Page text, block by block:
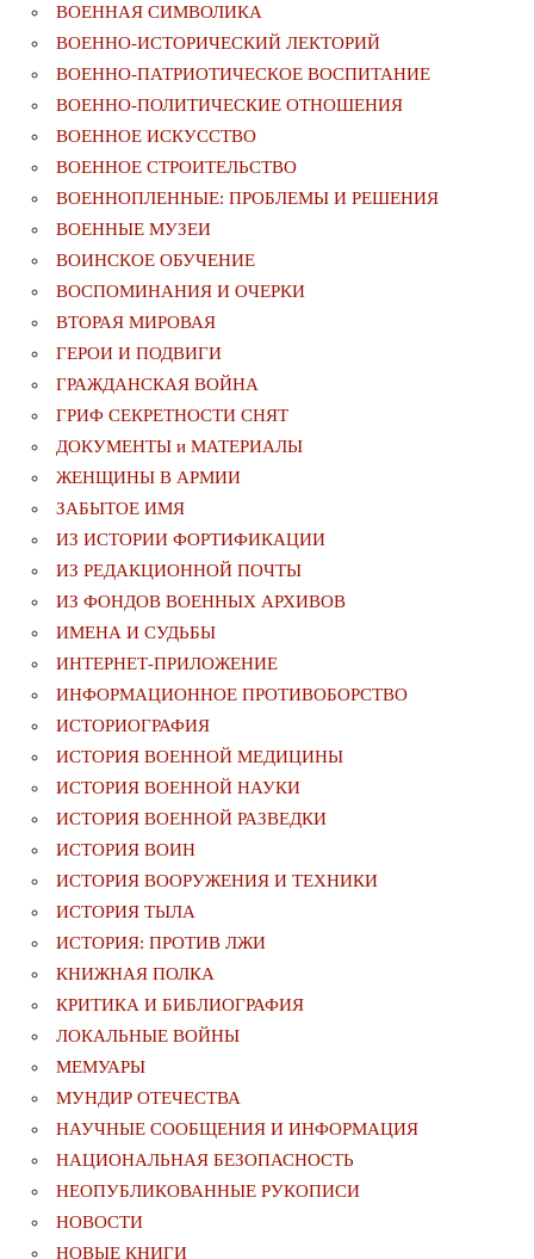
ВОЕННАЯ СИМВОЛИКА
ВОЕННО-ИСТОРИЧЕСКИЙ ЛЕКТОРИЙ
ВОЕННО-ПАТРИОТИЧЕСКОЕ ВОСПИТАНИЕ
ВОЕННО-ПОЛИТИЧЕСКИE ОТНОШЕНИЯ
ВОЕННОЕ ИСКУССТВО
ВОЕННОЕ СТРОИТЕЛЬСТВО
ВОЕННОПЛЕННЫЕ: ПРОБЛЕМЫ И РЕШЕНИЯ
ВОЕННЫЕ МУЗЕИ
ВОИНСКОЕ ОБУЧЕНИЕ
ВОСПОМИНАНИЯ И ОЧЕРКИ
ВТОРАЯ МИРОВАЯ
ГЕРОИ И ПОДВИГИ
ГРАЖДАНСКАЯ ВОЙНА
ГРИФ СЕКРЕТНОСТИ СНЯТ
ДОКУМЕНТЫ и МАТЕРИАЛЫ
ЖЕНЩИНЫ В АРМИИ
ЗАБЫТОЕ ИМЯ
ИЗ ИСТОРИИ ФОРТИФИКАЦИИ
ИЗ РЕДАКЦИОННОЙ ПОЧТЫ
ИЗ ФОНДОВ ВОЕННЫХ АРХИВОВ
ИМЕНА И СУДЬБЫ
ИНТЕРНЕТ-ПРИЛОЖЕНИЕ
ИНФОРМАЦИОННОЕ ПРОТИВОБОРСТВО
ИСТОРИОГРАФИЯ
ИСТОРИЯ ВОЕННОЙ МЕДИЦИНЫ
ИСТОРИЯ ВОЕННОЙ НАУКИ
ИСТОРИЯ ВОЕННОЙ РАЗВЕДКИ
ИСТОРИЯ ВОИН
ИСТОРИЯ ВООРУЖЕНИЯ И ТЕХНИКИ
ИСТОРИЯ ТЫЛА
ИСТОРИЯ: ПРОТИВ ЛЖИ
КНИЖНАЯ ПОЛКА
КРИТИКА И БИБЛИОГРАФИЯ
ЛОКАЛЬНЫЕ ВОЙНЫ
МЕМУАРЫ
МУНДИР ОТЕЧЕСТВА
НАУЧНЫЕ СООБЩЕНИЯ И ИНФОРМАЦИЯ
НАЦИОНАЛЬНАЯ БЕЗОПАСНОСТЬ
НЕОПУБЛИКОВАННЫЕ РУКОПИСИ
НОВОСТИ
НОВЫЕ КНИГИ